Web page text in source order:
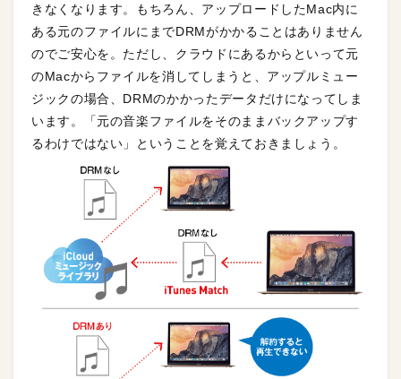
きなくなります。もちろん、アップロードしたMac内に
ある元のファイルにまでDRMがかかることはありません
のでご安心を。ただし、クラウドにあるからといって元
のMacからファイルを消してしまうと、アップルミュー
ジックの場合、DRMのかかったデータだけになってしま
います。「元の音楽ファイルをそのままバックアップす
るわけではない」ということを覚えておきましょう。